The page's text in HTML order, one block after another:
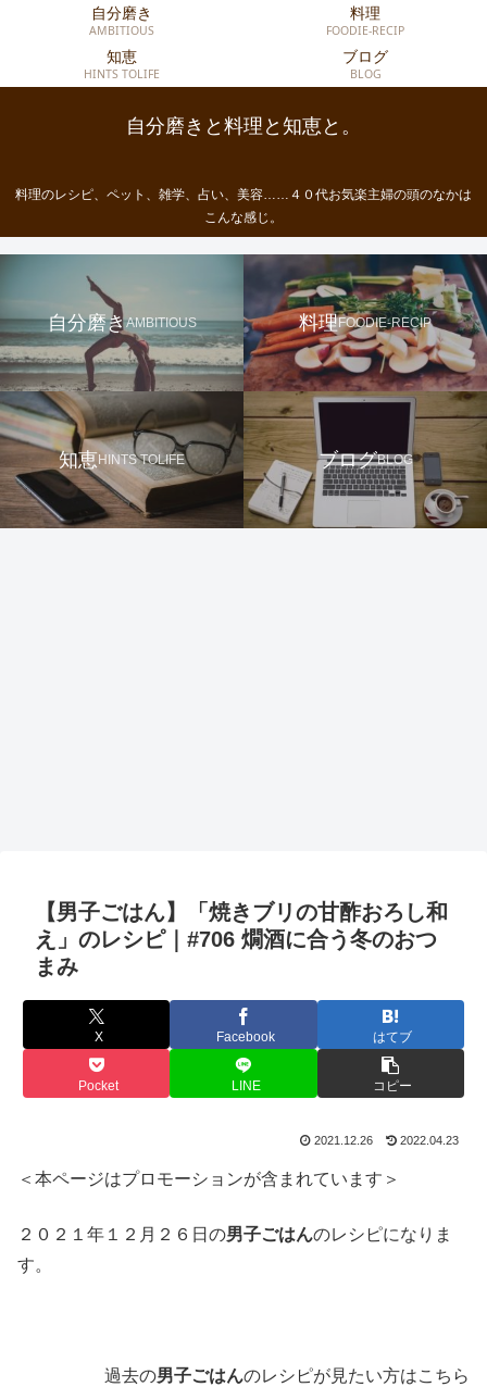
自分磨きと料理と知恵と。
料理のレシピ、ペット、雑学、占い、美容……４０代お気楽主婦の頭のなかは
こんな感じ。
自分磨き
AMBITIOUS
料理
FOODIE-RECIP
知恵
HINTS TOLIFE
ブログ
BLOG
自分磨きAMBITIOUS 料理FOODIE-RECIP
知恵HINTS TOLIFE ブログBLOG
【男子ごはん】「焼きブリの甘酢おろし和
え」のレシピ｜#706 燗酒に合う冬のおつ
まみ
X Facebook はてブ
Pocket LINE コピー
2021.12.26 2022.04.23
＜本ページはプロモーションが含まれています＞
２０２１年１２月２６日の男子ごはんのレシピになりま
す。
過去の男子ごはんのレシピが見たい方はこちら